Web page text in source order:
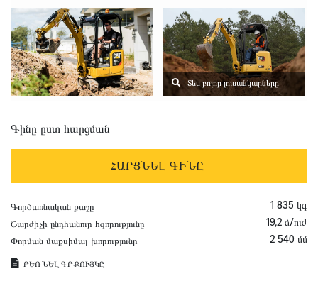
Տես բոլոր լուսանկարները
Գինը ըստ հարցման
ՀԱՐՑՆԵԼ ԳԻՆԸ
Գործառնական քաշը 1 835 կգ
Շարժիչի ընդհանուր հզորությունը 19,2 ձ/ուժ
Փորման մաքսիմալ խորությունը 2 540 մմ
ԲԵՌՆԵԼ ԳՐՔՈՒՅԿԸ